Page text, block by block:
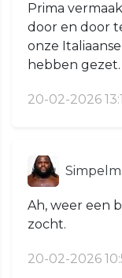
Prima
door en door
onze
hebben gezet.
20-02-2026
Ah, weer een
zocht.
20-02-2026